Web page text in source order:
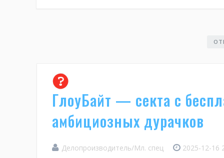
ГлоуБайт — секта с
амбициозных дурачков
Делопроизводитель/Мл. спец 2025-12-16